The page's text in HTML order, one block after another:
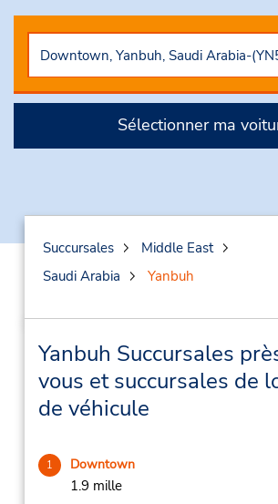
Sélectionner ma
Succursales
Middle East
Saudi Arabia
Yanbuh
Yanbuh Succursales
vous et succursales de
de véhicule
1 Downtown
1.9 mille